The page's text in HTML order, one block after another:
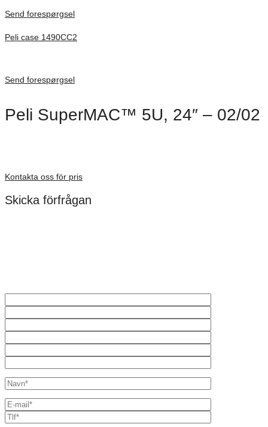
Send forespørgsel
Peli case 1490CC2
Send forespørgsel
Peli SuperMAC™ 5U, 24″ – 02/02
Kontakta oss för pris
Skicka förfrågan